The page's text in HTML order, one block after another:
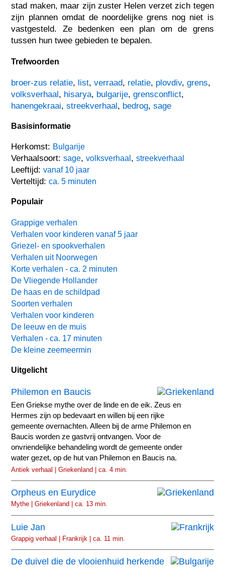
stad maken, maar zijn zuster Helen verzet zich tegen
zijn plannen omdat de noordelijke grens nog niet is
vastgesteld. Ze bedenken een plan om de grens
tussen hun twee gebieden te bepalen.
Trefwoorden
broer-zus relatie, list,verraad, relatie, plovdiv,grens,
volksverhaal, hisarya, bulgarije,grensconflict,
hanengekraai,streekverhaal, bedrog,sage
Basisinformatie
Herkomst: Bulgarije
Verhaalsoort:sage,volksverhaal ,streekverhaal
Leeftijd:vanaf 10 jaar
Verteltijd:ca. 5 minuten
Populair
Grappige verhalen
Verhalen voor kinderen vanaf 5 jaar
Griezel- en spookverhalen
Verhalen uit Noorwegen
Korte verhalen - ca. 2 minuten
De Vliegende Hollander
De haas en de schildpad
Soorten verhalen
Verhalen voor kinderen
De leeuw en de muis
Verhalen - ca. 17 minuten
De kleine zeemeermin
Uitgelicht
Philemon en Baucis
Een Griekse mythe over de linde en de eik. Zeus en
Hermes zijn op bedevaart en willen bij een rijke
gemeente overnachten. Alleen bij de arme Philemon en
Baucis worden ze gastvrij ontvangen. Voor de
onvriendelijke behandeling wordt de gemeente onder
water gezet, op de hut van Philemon en Baucis na.
Antiek verhaal | Griekenland | ca. 4 min.
Orpheus en Eurydice
Mythe | Griekenland | ca. 13 min.
Luie Jan
Grappig verhaal | Frankrijk | ca. 11 min.
De duivel die de vlooienhuid herkende